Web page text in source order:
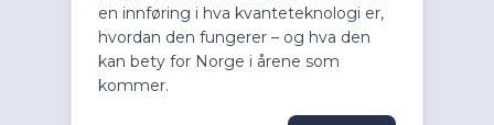
en innføring i hva kvanteteknologi er,
hvordan den fungerer – og hva den
kan bety for Norge i årene som
kommer.